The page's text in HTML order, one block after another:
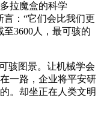
拉魔盒的科学
：“它们会比我们更
3600人，最可骇的
骇图景。让机械学会
一路，企业将平安研
。却坐正在人类文明